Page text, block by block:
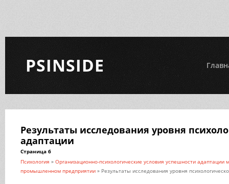
PSINSIDE
Результаты исследования уровня
адаптации
Страница 6
Психология » Организационно-психологические условия успешности адаптации
промышленном предприятии » Результаты исследования уровня